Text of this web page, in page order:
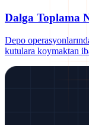
Dalga Toplama
Depo
kutulara koymaktan